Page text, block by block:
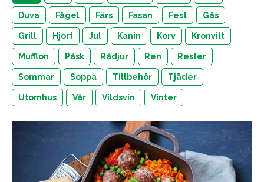
Duva Fågel Färs Fasan Fest Gås
Grill Hjort Jul Kanin Korv Kronvilt
Mufflon Påsk Rådjur Ren Rester
Sommar Soppa Tillbehör Tjäder
Utomhus Vår Vildsvin Vinter